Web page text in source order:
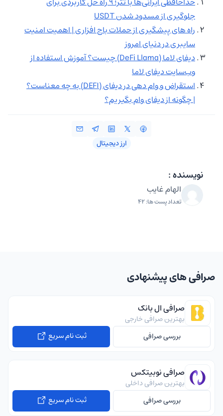
جلوگیری از مسدود شدن USDT
راه های پیشگیری از حملات باج افزاری | اهمیت امنیت
سایبری در دنیای امروز
دیفای لاما (DeFi Llama) چیست؟ آموزش استفاده از
وب‌سایت دیفای لاما
استقراض و وام دهی در دیفای (DEFI) به چه معناست؟
| چگونه از دیفای وام بگیریم؟
ارز دیجیتال
نویسنده :
الهام غایب
تعداد پست ها: 42
صرافی های پیشنهادی
صرافی ال بانک
بهترین صرافی خارجی
بررسی صرافی
ثبت نام سریع
صرافی نوبیتکس
بهترین صرافی داخلی
بررسی صرافی
ثبت نام سریع